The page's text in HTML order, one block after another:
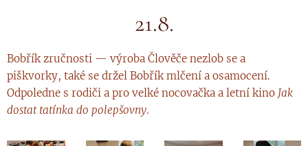
21.8.
Bobřík zručnosti — výroba Člověče nezlob se a
piškvorky, také se držel Bobřík mlčení a osamocení.
Odpoledne s rodiči a pro velké nocovačka a letní kino Jak
dostat tatínka do polepšovny.